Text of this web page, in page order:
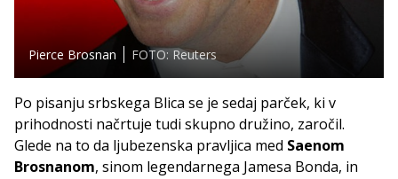
Pierce Brosnan FOTO: Reuters
Po pisanju srbskega Blica se je sedaj parček, ki v
prihodnosti načrtuje tudi skupno družino, zaročil.
Glede na to da ljubezenska pravljica med Saenom
Brosnanom, sinom legendarnega Jamesa Bonda, in